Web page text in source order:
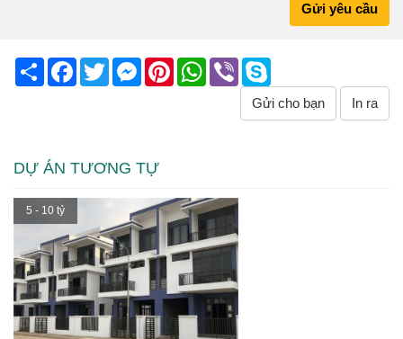
Gửi yêu cầu
Share Facebook
TwitterMessenger
PinterestWhatsApp
Viber
Gửi cho bạn In ra
DỰ ÁN TƯƠNG TỰ
5 - 10 tỷ